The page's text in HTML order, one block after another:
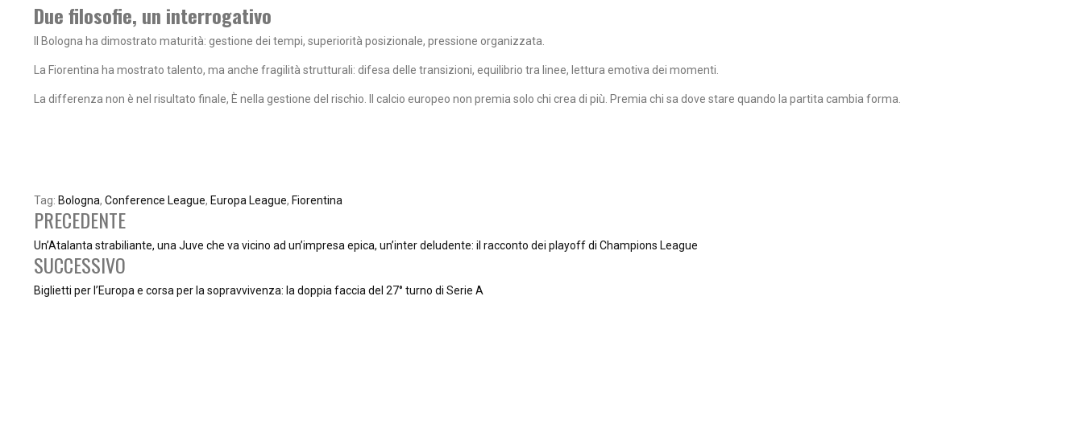
Due filosofie, un interrogativo
Il Bologna ha dimostrato maturità: gestione dei tempi, superiorità posizionale, pressione organizzata.
La Fiorentina ha mostrato talento, ma anche fragilità strutturali: difesa delle transizioni, equilibrio tra linee, lettura emotiva dei momenti.
La differenza non è nel risultato finale, È nella gestione del rischio. Il calcio europeo non premia solo chi crea di più. Premia chi sa dove stare quando la partita cambia forma.
Tag: Bologna, Conference League, Europa League, Fiorentina
PRECEDENTE
Un’Atalanta strabiliante, una Juve che va vicino ad un’impresa epica, un’inter deludente: il racconto dei playoff di Champions League
SUCCESSIVO
Biglietti per l’Europa e corsa per la sopravvivenza: la doppia faccia del 27° turno di Serie A